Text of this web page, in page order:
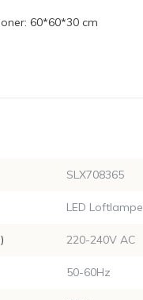
60*60*30 cm
SLX708365
LED Loftlampe
220-240V AC
50-60Hz